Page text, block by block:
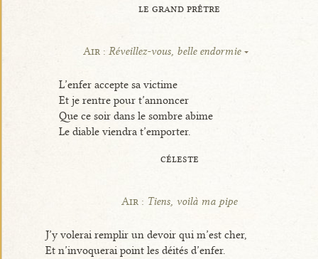
le grand prêtre
Air :Réveillez-vous, belle endormie
L’enfer accepte sa victime
Et je rentre pour t’annoncer
Que ce soir dans le sombre abime
Le diable viendra t’emporter.
céleste
Air : Tiens, voilà ma pipe
J’y volerai remplir un devoir qui m’est cher,
Et n’invoquerai point les déités d’enfer.